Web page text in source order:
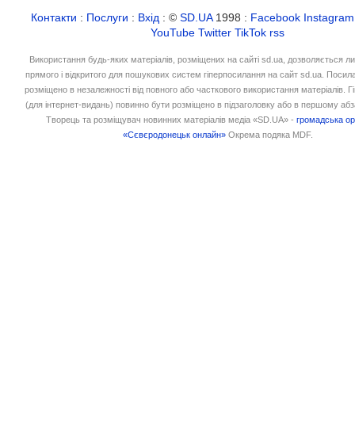
Контакти : Послуги : Вхід : ©SD.UA1998 : Facebook Instagram
YouTube Twitter TikTok rss
Використання будь-яких матеріалів, розміщених на сайті sd.ua, дозволяється
прямого і відкритого для пошукових систем гіперпосилання на сайт sd.ua.
розміщено в незалежності від повного або часткового використання матеріалів.
(для інтернет-видань) повинно бути розміщено в підзаголовку або в першому
Творець та розміщувач новинних матеріалів медіа «SD.UA» -громадська
«Сєвєродонецьк онлайн» Окрема подяка MDF.